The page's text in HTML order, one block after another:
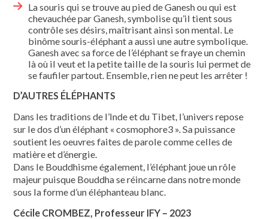
La souris qui se trouve au pied de Ganesh ou qui est
chevauchée par Ganesh, symbolise qu’il tient sous
contrôle ses désirs, maîtrisant ainsi son mental. Le
binôme souris-éléphant a aussi une autre symbolique.
Ganesh avec sa force de l’éléphant se fraye un chemin
là où il veut et la petite taille de la souris lui permet de
se faufiler partout. Ensemble, rien ne peut les arrêter !
D’AUTRES ÉLÉPHANTS
Dans les traditions de l’Inde et du Tibet, l’univers repose
sur le dos d’un éléphant « cosmophore3 ». Sa puissance
soutient les oeuvres faites de parole comme celles de
matière et d’énergie.
Dans le Bouddhisme également, l’éléphant joue un rôle
majeur puisque Bouddha se réincarne dans notre monde
sous la forme d’un éléphanteau blanc.
Cécile CROMBEZ, Professeur IFY – 2023